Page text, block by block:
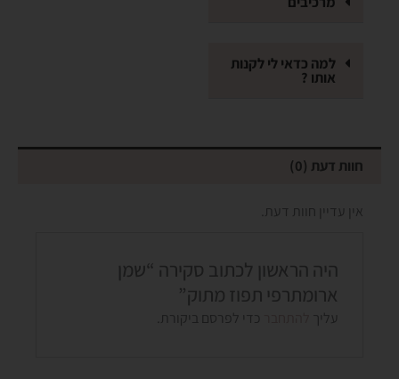
למה כדאי לי לקנות
אותו ?
חוות דעת (0)
אין עדיין חוות דעת.
היה הראשון לכתוב סקירה “שמן
ארומתרפי תפוז מתוק”
עליך כדי לפרסם ביקורת.